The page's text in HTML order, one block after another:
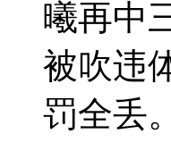
曦再中
被吹违
罚全丢